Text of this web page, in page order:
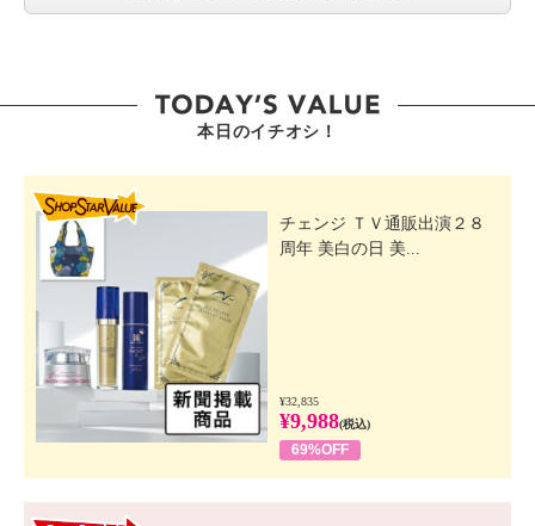
本日のイチオシ！
チェンジ ＴＶ通販出演２８
周年 美白の日 美...
¥32,835
¥9,988(税込)
69%OFF